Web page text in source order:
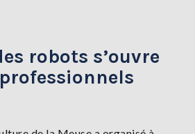
robots s’ouvre